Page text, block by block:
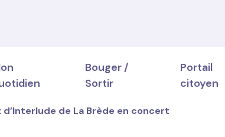
Bouger /
Sortir
Portail
citoyen
d’Interlude de La Brède en concert